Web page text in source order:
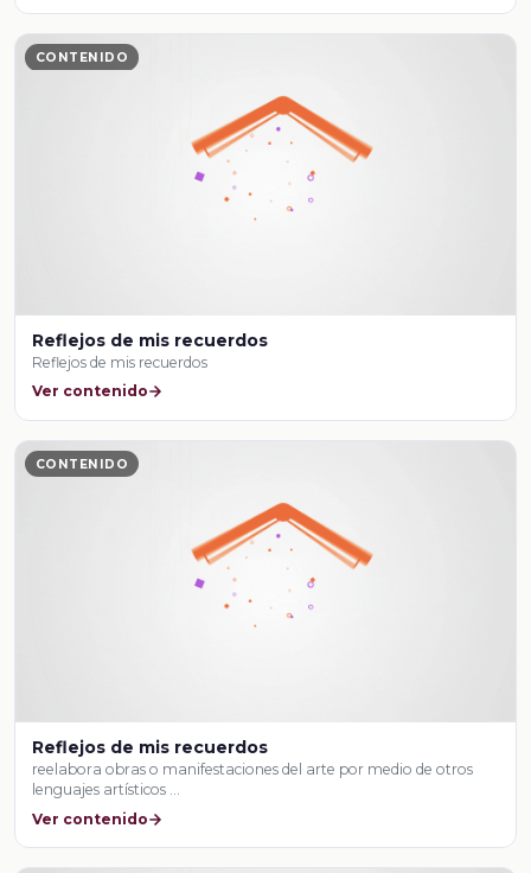
CONTENIDO
Reflejos de mis recuerdos
Reflejos de mis recuerdos
Ver contenido
CONTENIDO
Reflejos de mis recuerdos
reelabora obras o manifestaciones del arte por medio de otros
lenguajes artísticos …
Ver contenido